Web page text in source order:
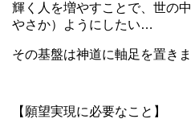
輝く人を増やすことで、世の
やさか）ようにしたい…
その基盤は神道に軸足を置きま
【願望実現に必要なこと】